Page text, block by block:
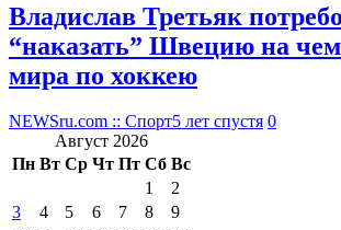
Владислав Третьяк
“наказать” Швецию на
мира по хоккею
NEWSru.com :: Спорт5 лет спустя 0
Август 2026
Пн Вт Ср Чт Пт Сб Вс
1
2
3
4 5 6 7 8
9